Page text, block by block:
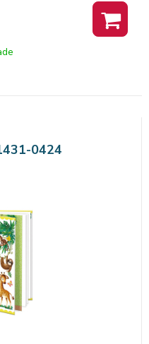
prírody alebo do vlaku a
deti, nie školou povinné, si
záložku. Vnútorné
0424